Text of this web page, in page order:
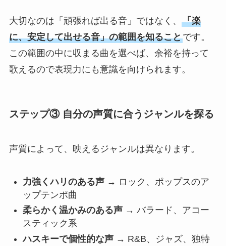
大切なのは「頑張れば出る音」ではなく、 「楽
に、安定して出せる音」の範囲を知ることです。
この範囲の中に収まる曲を選べば、余裕を持って
歌えるので表現力にも意識を向けられます。
ステップ③ 自分の声質に合うジャンルを探る
声質によって、映えるジャンルは異なります。
力強くハリのある声→ ロック、ポップスのア
ップテンポ曲
柔らかく温かみのある声→ バラード、アコー
スティック系
ハスキーで個性的な声→ R&B、ジャズ、独特